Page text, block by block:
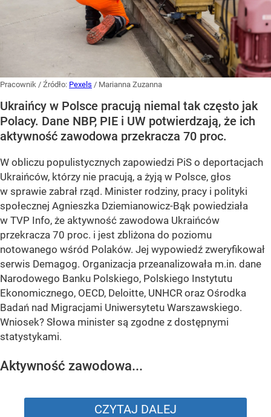
Pracownik / Źródło: Pexels / Marianna Zuzanna
Ukraińcy w Polsce pracują niemal tak często jak
Polacy. Dane NBP, PIE i UW potwierdzają, że ich
aktywność zawodowa przekracza 70 proc.
W obliczu populistycznych zapowiedzi PiS o deportacjach
Ukraińców, którzy nie pracują, a żyją w Polsce, głos
w sprawie zabrał rząd. Minister rodziny, pracy i polityki
społecznej Agnieszka Dziemianowicz-Bąk powiedziała
w TVP Info, że aktywność zawodowa Ukraińców
przekracza 70 proc. i jest zbliżona do poziomu
notowanego wśród Polaków. Jej wypowiedź zweryfikował
serwis Demagog. Organizacja przeanalizowała m.in. dane
Narodowego Banku Polskiego, Polskiego Instytutu
Ekonomicznego, OECD, Deloitte, UNHCR oraz Ośrodka
Badań nad Migracjami Uniwersytetu Warszawskiego.
Wniosek? Słowa minister są zgodne z dostępnymi
statystykami.
Aktywność zawodowa...
CZYTAJ DALEJ